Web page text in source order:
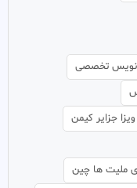
نویس تخصصی
جزایر کیمن
ملیت ها چین